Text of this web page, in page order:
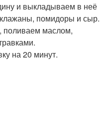
и выкладываем в неё
помидоры и сыр.
поливаем маслом,
на 20 минут.